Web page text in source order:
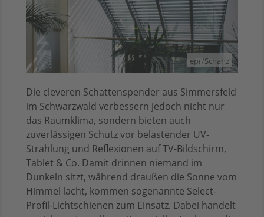
epr/Schanz
Die cleveren Schattenspender aus Simmersfeld
im Schwarzwald verbessern jedoch nicht nur
das Raumklima, sondern bieten auch
zuverlässigen Schutz vor belastender UV-
Strahlung und Reflexionen auf TV-Bildschirm,
Tablet & Co. Damit drinnen niemand im
Dunkeln sitzt, während draußen die Sonne vom
Himmel lacht, kommen sogenannte Select-
Profil-Lichtschienen zum Einsatz. Dabei handelt